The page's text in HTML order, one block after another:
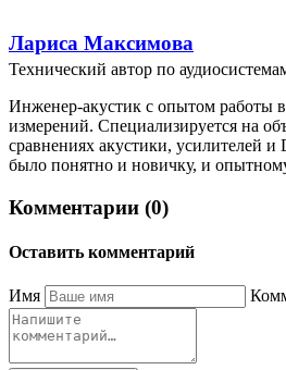
Лариса Максимова
Технический автор по
Инженер-акустик с опытом работы
измерений. Специализируется на
сравнениях акустики, усилителей
было понятно и новичку, и
Комментарии (0)
Оставить комментарий
Имя